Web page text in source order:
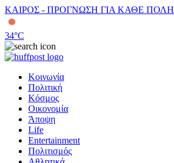
ΚΑΙΡΟΣ - ΠΡΟΓΝΩΣΗ ΓΙΑ ΚΑΘΕ ΠΟΛΗ
34°C
Κοινωνία
Πολιτική
Κόσμος
Οικονομία
Άποψη
Life
Entertainment
Πολιτισμός